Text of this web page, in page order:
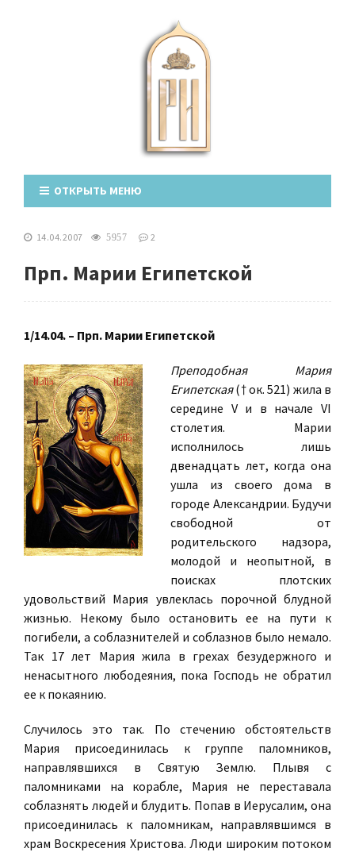
ОТКРЫТЬ МЕНЮ
14.04.2007 5957 2
Прп. Марии Египетской
1/14.04. – Прп. Марии Египетской
Преподобная Мария
Египетская(† ок. 521) жила в
середине V и в начале VI
столетия. Марии
исполнилось лишь
двенадцать лет, когда она
ушла из своего дома в
городе Александрии. Будучи
свободной от
родительского надзора,
молодой и неопытной, в
поисках плотских
удовольствий Мария увлеклась порочной блудной
жизнью. Некому было остановить ее на пути к
погибели, а соблазнителей и соблазнов было немало.
Так 17 лет Мария жила в грехах безудержного и
ненасытного любодеяния, пока Господь не обратил
ее к покаянию.
Случилось это так. По стечению обстоятельств
Мария присоединилась к группе паломников,
направлявшихся в Святую Землю. Плывя с
паломниками на корабле, Мария не переставала
соблазнять людей и блудить. Попав в Иерусалим, она
присоединилась к паломникам, направлявшимся в
храм Воскресения Христова. Люди широким потоком